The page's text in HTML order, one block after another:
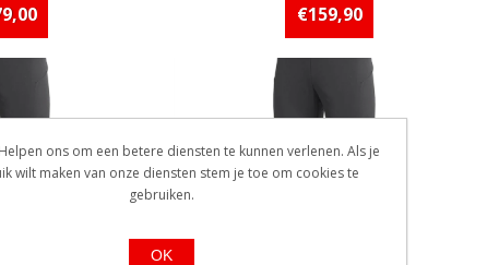
€159,90
ons om een betere diensten te kunnen verlenen. Als je
wilt maken van onze diensten stem je toe om cookies te
gebruiken.
OK